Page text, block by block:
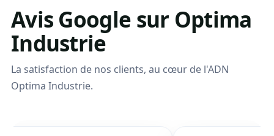
Avis Google sur Optima
Industrie
La satisfaction de nos clients, au cœur de l'ADN
Optima Industrie.